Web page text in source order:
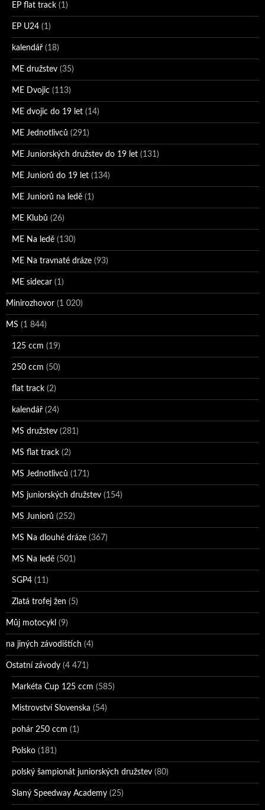
EP flat track (1)
EP U24 (1)
kalendář (18)
ME družstev (35)
ME Dvojic (113)
ME dvojic do 19 let (14)
ME Jednotlivců (291)
ME Juniorských družstev do 19 let (131)
ME Juniorů do 19 let (134)
ME Juniorů na ledě (1)
ME Klubů (26)
ME Na ledě (130)
ME Na travnaté dráze (93)
ME sidecar (1)
Minirozhovor (1 020)
MS (1 844)
125 ccm (19)
250 ccm (50)
flat track (2)
kalendář (24)
MS družstev (281)
MS flat track (2)
MS Jednotlivců (171)
MS juniorských družstev (154)
MS Juniorů (252)
MS Na dlouhé dráze (367)
MS Na ledě (501)
SGP4 (11)
Zlatá trofej žen (5)
Můj motocykl (9)
na jiných závodištích (4)
Ostatní závody (4 471)
Markéta Cup 125 ccm (585)
Mistrovství Slovenska (54)
pohár 250 ccm (1)
Polsko (181)
polský šampionát juniorských družstev (80)
Slaný Speedway Academy (25)